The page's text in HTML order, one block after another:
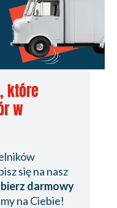
które
w
się na nasz
darmowy
na Ciebie!